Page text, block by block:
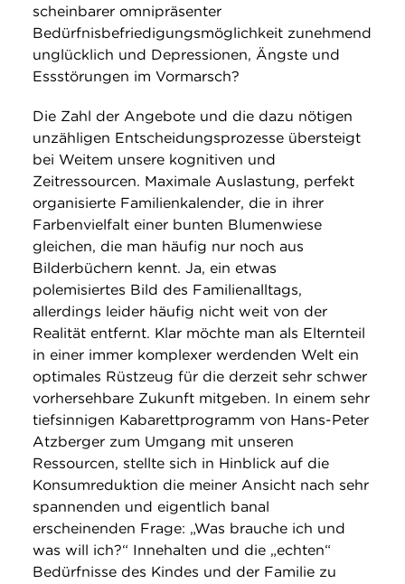
scheinbarer omnipräsenter
Bedürfnisbefriedigungsmöglichkeit zunehmend
unglücklich und Depressionen, Ängste und
Essstörungen im Vormarsch?
Die Zahl der Angebote und die dazu nötigen
unzähligen Entscheidungsprozesse übersteigt
bei Weitem unsere kognitiven und
Zeitressourcen. Maximale Auslastung, perfekt
organisierte Familienkalender, die in ihrer
Farbenvielfalt einer bunten Blumenwiese
gleichen, die man häufig nur noch aus
Bilderbüchern kennt. Ja, ein etwas
polemisiertes Bild des Familienalltags,
allerdings leider häufig nicht weit von der
Realität entfernt. Klar möchte man als Elternteil
in einer immer komplexer werdenden Welt ein
optimales Rüstzeug für die derzeit sehr schwer
vorhersehbare Zukunft mitgeben. In einem sehr
tiefsinnigen Kabarettprogramm von Hans-Peter
Atzberger zum Umgang mit unseren
Ressourcen, stellte sich in Hinblick auf die
Konsumreduktion die meiner Ansicht nach sehr
spannenden und eigentlich banal
erscheinenden Frage: „Was brauche ich und
was will ich?“ Innehalten und die „echten“
Bedürfnisse des Kindes und der Familie zu